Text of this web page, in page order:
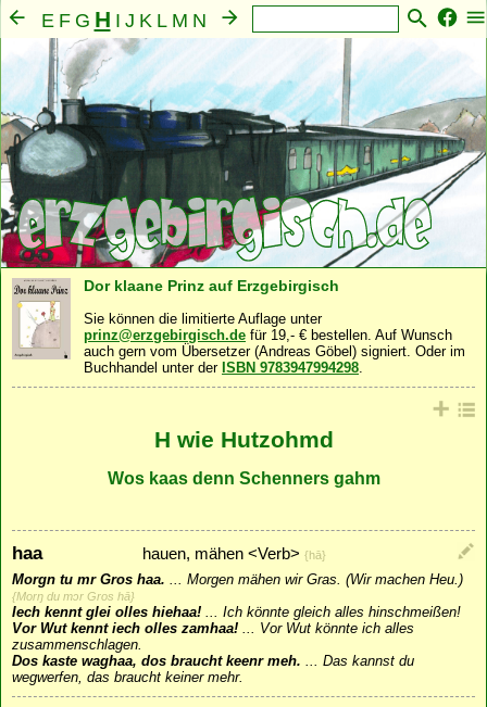
E F G H I J K L M N
O P Q R V W B
Mensch· Seele ·Geist· Familie· Gemeinschaft
Nahrung·Natur·Sonstiges
Dor klaane Prinz auf Erzgebirgisch
Sie können die limitierte Auflage unter
prinz@erzgebirgisch.de für 19,- € bestellen. Auf Wunsch
auch gern vom Übersetzer (Andreas Göbel) signiert. Oder im
Buchhandel unter der ISBN 9783947994298.
H wie Hutzohmd
Wos kaas denn Schenners gahm
haa hauen, mähen <Verb> {hā}
Morgn tu mr Gros haa. ... Morgen mähen wir Gras. (Wir machen Heu.)
{Morŋ du mɔr Gros hā}
Iech kennt glei olles hiehaa! ... Ich könnte gleich alles hinschmeißen!
Vor Wut kennt iech olles zamhaa! ... Vor Wut könnte ich alles
zusammenschlagen.
Dos kaste waghaa, dos braucht keenr meh. ... Das kannst du
wegwerfen, das braucht keiner mehr.